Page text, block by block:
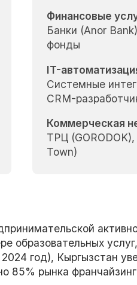
Финансовые
Банки (Anor
фонды
IT-
Системные
CRM-
Коммерческая
ТРЦ
Town)
образовательных
год), Кыргызстан
85% рынка